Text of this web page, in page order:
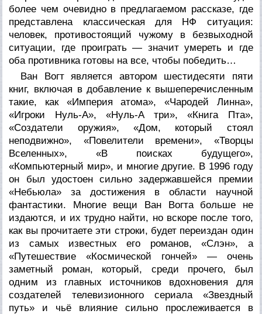
более чем очевидно в предлагаемом рассказе, где
представлена классическая для НФ ситуация:
человек, противостоящий чужому в безвыходной
ситуации, где проиграть — значит умереть и где
оба противника готовы на все, чтобы победить…
Ван Вогт является автором шестидесяти пяти
книг, включая в добавление к вышеперечисленным
такие, как «Империя атома», «Чародей Линна»,
«Игроки Нуль-А», «Нуль-А три», «Книга Пта»,
«Создатели оружия», «Дом, который стоял
неподвижно», «Повелители времени», «Творцы
Вселенных», «В поисках будущего»,
«Компьютерный мир», и многие другие. В 1996 году
он был удостоен сильно задержавшейся премии
«Небьюла» за достижения в области научной
фантастики. Многие вещи Ван Вогта больше не
издаются, и их трудно найти, но вскоре после того,
как вы прочитаете эти строки, будет переиздан один
из самых известных его романов, «Слэн», а
«Путешествие «Космической гончей» — очень
заметный роман, который, среди прочего, был
одним из главных источников вдохновения для
создателей телевизионного сериала «Звездный
путь» и чьё влияние сильно прослеживается в